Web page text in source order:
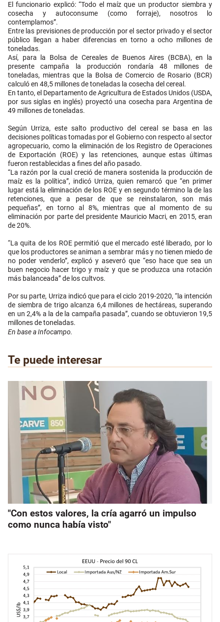
El funcionario explicó: “Todo el maíz que un productor siembra y
cosecha y autoconsume (como forraje), nosotros lo
contemplamos”.
Entre las previsiones de producción por el sector privado y el sector
público llegan a haber diferencias en torno a ocho millones de
toneladas.
Así, para la Bolsa de Cereales de Buenos Aires (BCBA), en la
presente campaña la producción rondaría 48 millones de
toneladas, mientras que la Bolsa de Comercio de Rosario (BCR)
calculó en 48,5 millones de toneladas la cosecha del cereal.
En tanto, el Departamento de Agricultura de Estados Unidos (USDA,
por sus siglas en inglés) proyectó una cosecha para Argentina de
49 millones de toneladas.
Según Urriza, este salto productivo del cereal se basa en las
decisiones políticas tomadas por el Gobierno con respecto al sector
agropecuario, como la eliminación de los Registro de Operaciones
de Exportación (ROE) y las retenciones, aunque estas últimas
fueron restablecidas a fines del año pasado.
“La razón por la cual creció de manera sostenida la producción de
maíz es la política”, indicó Urriza, quien remarcó que “en primer
lugar está la eliminación de los ROE y en segundo término la de las
retenciones, que a pesar de que se reinstalaron, son más
pequeñas”, en torno al 8%, mientras que al momento de su
eliminación por parte del presidente Mauricio Macri, en 2015, eran
de 20%.
“La quita de los ROE permitió que el mercado esté liberado, por lo
que los productores se animan a sembrar más y no tienen miedo de
no poder venderlo”, explicó y aseveró que “eso hace que sea un
buen negocio hacer trigo y maíz y que se produzca una rotación
más balanceada” de los cultvos.
Por su parte, Urriza indicó que para el ciclo 2019-2020, “la intención
de siembra de trigo alcanza 6,4 millones de hectáreas, superando
en un 2,4% a la de la campaña pasada”, cuando se obtuvieron 19,5
millones de toneladas.
En base a Infocampo.
Te puede interesar
"Con estos valores, la cría agarró un impulso
como nunca había visto"